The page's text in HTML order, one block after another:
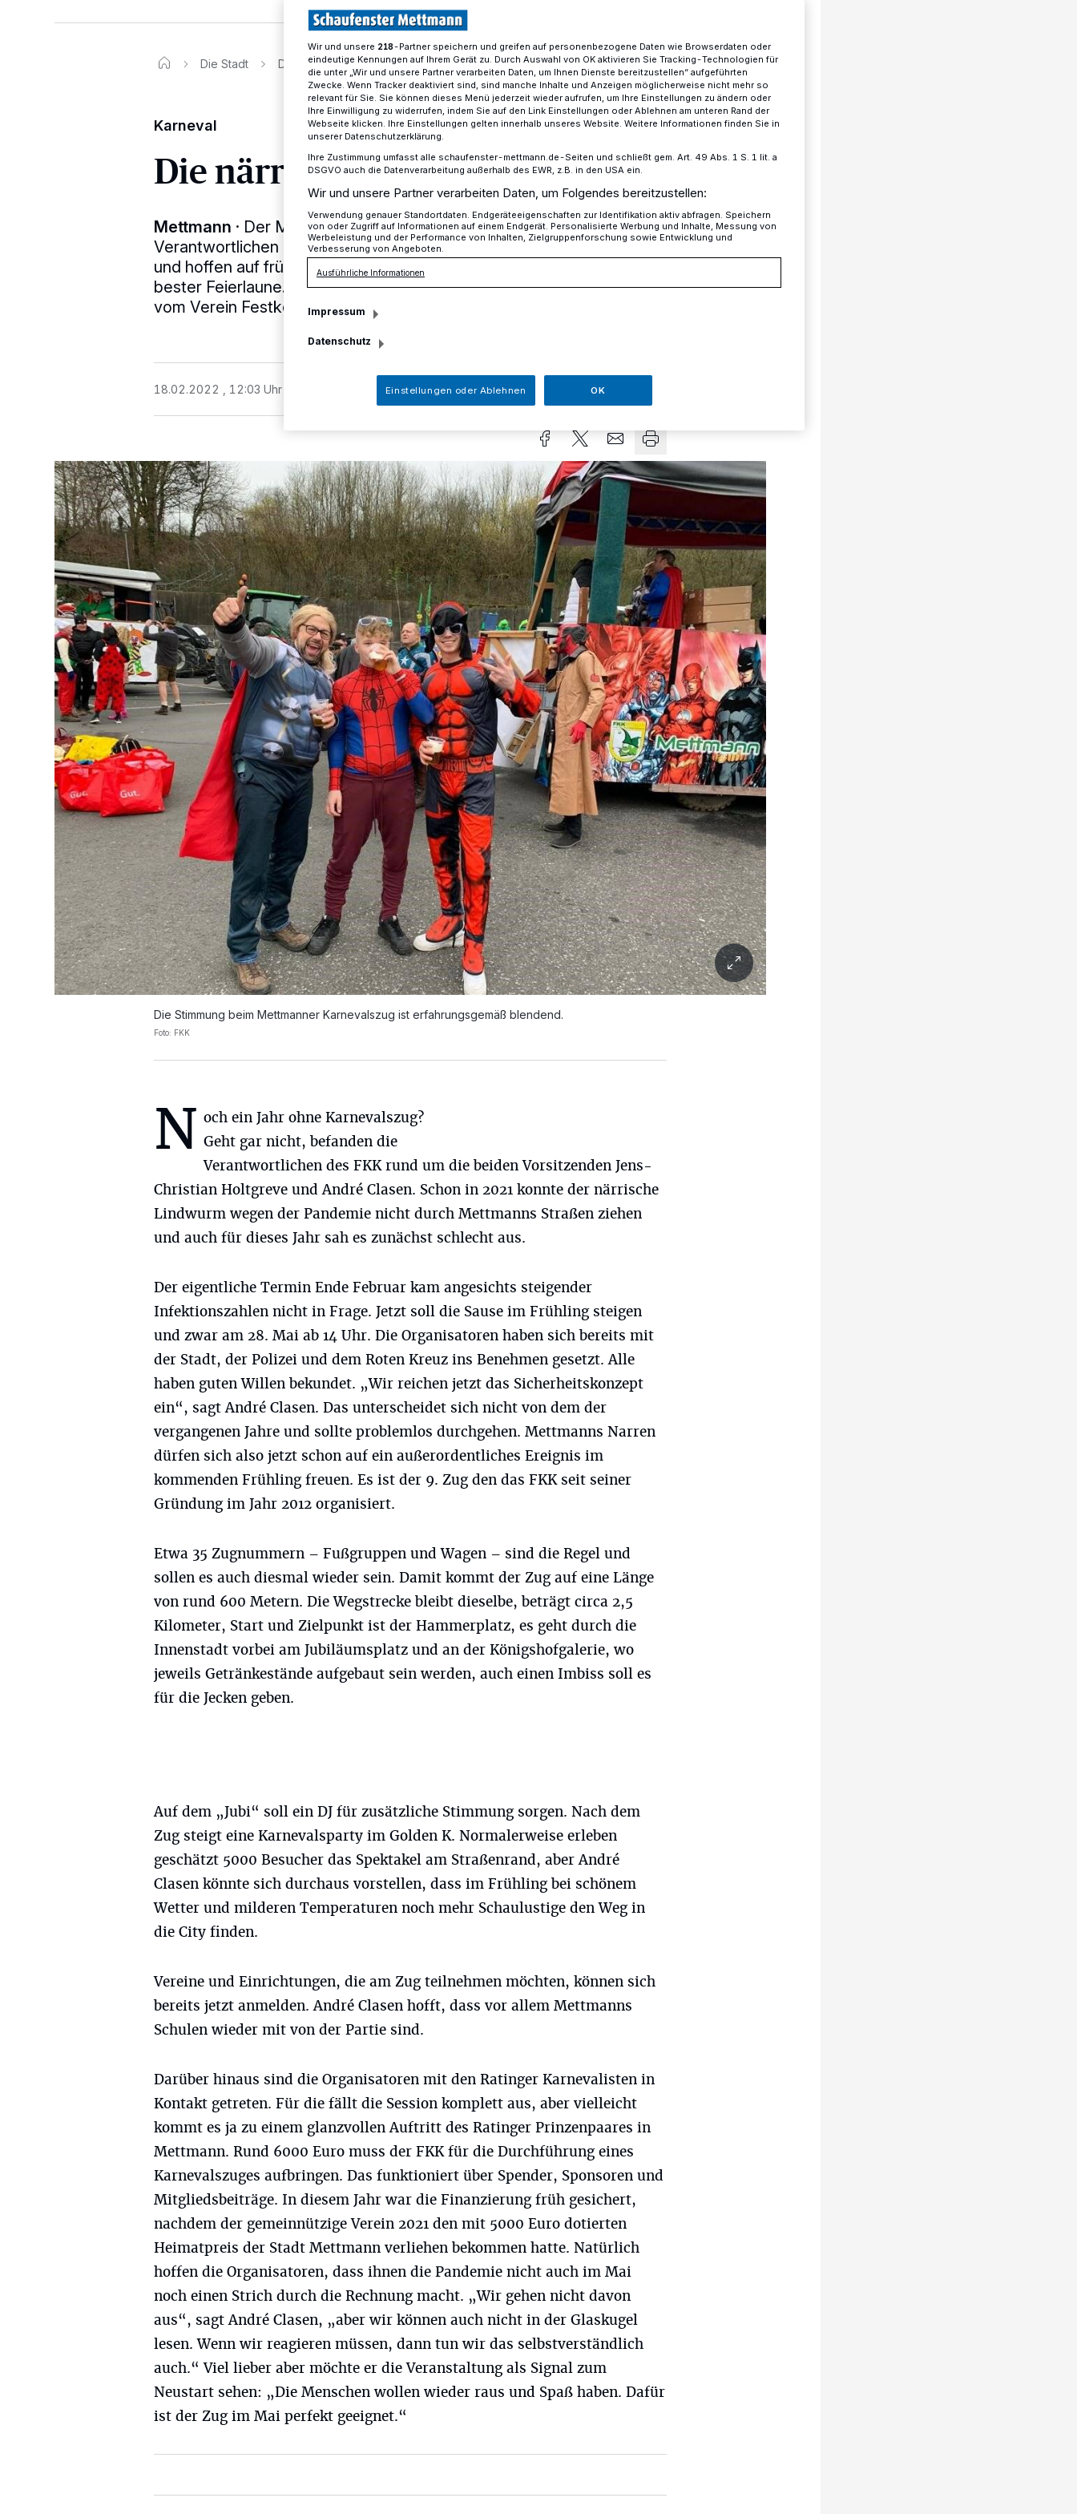
Die Stadt Der Mettmanner Karnevalszug findet im Mai statt
Karneval
Die närrische Sause im Frühling
Mettmann · Der Mettmanner Karnevalszug kommt. Die
Verantwortlichen haben ihn kurzerhand in den wonnigen Mai verlegt
und hoffen auf frühlingshaftes Wetter und jede Menge Teilnehmer in
bester Feierlaune. Anmeldungen für das Ereignis werden jetzt schon
vom Verein Festkomitee Karneval (FKK) entgegen genommen.
18.02.2022 , 12:03 Uhr 3 Minuten Lesezeit
Die Stimmung beim Mettmanner Karnevalszug ist erfahrungsgemäß blendend.
Foto: FKK
N och ein Jahr ohne Karnevalszug?
Geht gar nicht, befanden die
Verantwortlichen des FKK rund um die beiden Vorsitzenden Jens-
Christian Holtgreve und André Clasen. Schon in 2021 konnte der närrische
Lindwurm wegen der Pandemie nicht durch Mettmanns Straßen ziehen
und auch für dieses Jahr sah es zunächst schlecht aus.
Der eigentliche Termin Ende Februar kam angesichts steigender
Infektionszahlen nicht in Frage. Jetzt soll die Sause im Frühling steigen
und zwar am 28. Mai ab 14 Uhr. Die Organisatoren haben sich bereits mit
der Stadt, der Polizei und dem Roten Kreuz ins Benehmen gesetzt. Alle
haben guten Willen bekundet. „Wir reichen jetzt das Sicherheitskonzept
ein“, sagt André Clasen. Das unterscheidet sich nicht von dem der
vergangenen Jahre und sollte problemlos durchgehen. Mettmanns Narren
dürfen sich also jetzt schon auf ein außerordentliches Ereignis im
kommenden Frühling freuen. Es ist der 9. Zug den das FKK seit seiner
Gründung im Jahr 2012 organisiert.
Etwa 35 Zugnummern – Fußgruppen und Wagen – sind die Regel und
sollen es auch diesmal wieder sein. Damit kommt der Zug auf eine Länge
von rund 600 Metern. Die Wegstrecke bleibt dieselbe, beträgt circa 2,5
Kilometer, Start und Zielpunkt ist der Hammerplatz, es geht durch die
Innenstadt vorbei am Jubiläumsplatz und an der Königshofgalerie, wo
jeweils Getränkestände aufgebaut sein werden, auch einen Imbiss soll es
für die Jecken geben.
Auf dem „Jubi“ soll ein DJ für zusätzliche Stimmung sorgen. Nach dem
Zug steigt eine Karnevalsparty im Golden K. Normalerweise erleben
geschätzt 5000 Besucher das Spektakel am Straßenrand, aber André
Clasen könnte sich durchaus vorstellen, dass im Frühling bei schönem
Wetter und milderen Temperaturen noch mehr Schaulustige den Weg in
die City finden.
Vereine und Einrichtungen, die am Zug teilnehmen möchten, können sich
bereits jetzt anmelden. André Clasen hofft, dass vor allem Mettmanns
Schulen wieder mit von der Partie sind.
Darüber hinaus sind die Organisatoren mit den Ratinger Karnevalisten in
Kontakt getreten. Für die fällt die Session komplett aus, aber vielleicht
kommt es ja zu einem glanzvollen Auftritt des Ratinger Prinzenpaares in
Mettmann. Rund 6000 Euro muss der FKK für die Durchführung eines
Karnevalszuges aufbringen. Das funktioniert über Spender, Sponsoren und
Mitgliedsbeiträge. In diesem Jahr war die Finanzierung früh gesichert,
nachdem der gemeinnützige Verein 2021 den mit 5000 Euro dotierten
Heimatpreis der Stadt Mettmann verliehen bekommen hatte. Natürlich
hoffen die Organisatoren, dass ihnen die Pandemie nicht auch im Mai
noch einen Strich durch die Rechnung macht. „Wir gehen nicht davon
aus“, sagt André Clasen, „aber wir können auch nicht in der Glaskugel
lesen. Wenn wir reagieren müssen, dann tun wir das selbstverständlich
auch.“ Viel lieber aber möchte er die Veranstaltung als Signal zum
Neustart sehen: „Die Menschen wollen wieder raus und Spaß haben. Dafür
ist der Zug im Mai perfekt geeignet.“
Wir und unsere 218-Partner speichern und greifen auf personenbezogene Daten wie Browserdaten oder
eindeutige Kennungen auf Ihrem Gerät zu. Durch Auswahl von OK aktivieren Sie Tracking-Technologien für
die unter „Wir und unsere Partner verarbeiten Daten, um Ihnen Dienste bereitzustellen“ aufgeführten
Zwecke. Wenn Tracker deaktiviert sind, sind manche Inhalte und Anzeigen möglicherweise nicht mehr so
relevant für Sie. Sie können dieses Menü jederzeit wieder aufrufen, um Ihre Einstellungen zu ändern oder
Ihre Einwilligung zu widerrufen, indem Sie auf den Link Einstellungen oder Ablehnen am unteren Rand der
Webseite klicken. Ihre Einstellungen gelten innerhalb unseres Website. Weitere Informationen finden Sie in
unserer Datenschutzerklärung.
Ihre Zustimmung umfasst alle schaufenster-mettmann.de-Seiten und schließt gem. Art. 49 Abs. 1 S. 1 lit. a
DSGVO auch die Datenverarbeitung außerhalb des EWR, z.B. in den USA ein.
Wir und unsere Partner verarbeiten Daten, um Folgendes bereitzustellen:
Verwendung genauer Standortdaten. Endgeräteeigenschaften zur Identifikation aktiv abfragen. Speichern
von oder Zugriff auf Informationen auf einem Endgerät. Personalisierte Werbung und Inhalte, Messung von
Werbeleistung und der Performance von Inhalten, Zielgruppenforschung sowie Entwicklung und
Verbesserung von Angeboten.
Ausführliche Informationen
Impressum
Datenschutz
Einstellungen oder Ablehnen OK